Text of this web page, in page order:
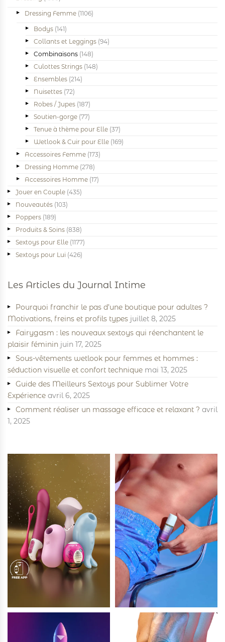
Dressing Femme (1106)
Bodys (141)
Collants et Leggings (94)
Combinaisons (148)
Culottes Strings (148)
Ensembles (214)
Nuisettes (72)
Robes / Jupes (187)
Soutien-gorge (77)
Tenue à thème pour Elle (37)
Wetlook & Cuir pour Elle (169)
Accessoires Femme (173)
Dressing Homme (278)
Accessoires Homme (17)
Jouer en Couple (435)
Nouveautés (103)
Poppers (189)
Produits & Soins (838)
Sextoys pour Elle (1177)
Sextoys pour Lui (426)
Les Articles du Journal Intime
Pourquoi franchir le pas d’une boutique pour adultes ?
Motivations, freins et profils types juillet 8, 2025
Fairygasm : les nouveaux sextoys qui réenchantent le
plaisir féminin juin 17, 2025
Sous-vêtements wetlook pour femmes et hommes :
séduction visuelle et confort technique mai 13, 2025
Guide des Meilleurs Sextoys pour Sublimer Votre
Expérience avril 6, 2025
Comment réaliser un massage efficace et relaxant ? avril
1, 2025